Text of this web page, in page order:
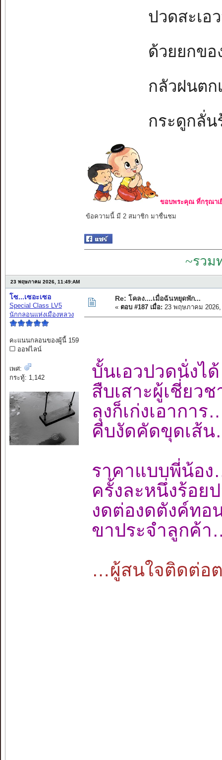
ปวดสะเอ
ด้วยยกขอ
กลัวฝนตก
กระดูกลั่น
ขอบพระคุณ ที่กรุณาเ
ข้อความนี้ มี 2 สมาชิก มาชื่นชม
~รวม
23 พฤษภาคม 2026, 11:49:AM
โซ...เซอะเซอ
Special Class LV5
นักกลอนแห่งเมืองหลวง
คะแนนกลอนของผู้นี้ 159
ออฟไลน์
เพศ:
กระทู้: 1,142
Re: โคลง....เมื่อฉันหยุดพัก...
« ตอบ #187 เมื่อ: 23 พฤษภาคม 2026,
บั้นเอวปวดนั่ง
สืบเสาะผู้เชี่ย
ลุงก็เก่งเอาก
คีบงัดคัดขุดเ
ราคาแบบพี่น้
ครั้งละหนึ่งร้อ
งดต่องดตังค์ท
ขาประจำลูกค้
…ผู้สนใจติดต่อต